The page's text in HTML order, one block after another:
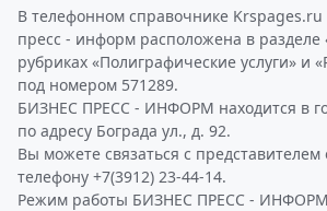
В телефонном справочнике
пресс - информ расположена в разделе
рубриках «Полиграфические услуги» и
под номером 571289.
БИЗНЕС ПРЕСС - ИНФОРМ находится в
по адресу Бограда ул., д. 92.
Вы можете связаться с
телефону +7(3912) 23-44-14.
Режим работы БИЗНЕС ПРЕСС -